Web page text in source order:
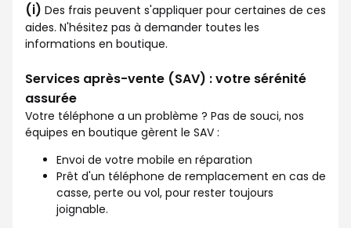
(i) Des frais peuvent s'appliquer pour certaines de ces
aides. N'hésitez pas à demander toutes les
informations en boutique.
Services après-vente (SAV) : votre sérénité
assurée
Votre téléphone a un problème ? Pas de souci, nos
équipes en boutique gèrent le SAV :
Envoi de votre mobile en réparation
Prêt d'un téléphone de remplacement en cas de
casse, perte ou vol, pour rester toujours
joignable.